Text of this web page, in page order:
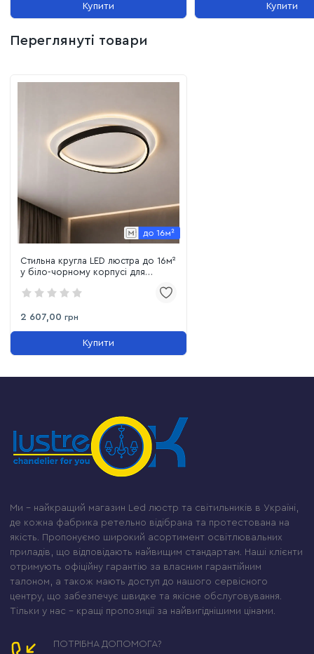
Купити Купити
Переглянуті товари
Стильна кругла LED люстра до 16м²
у біло-чорному корпусі для
2 607,00 грн
Купити
Ми – найкращий магазин Led люстр та світильників в Україні,
де кожна фабрика ретельно відібрана та протестована на
якість. Пропонуємо широкий асортимент освітлювальних
приладів, що відповідають найвищим стандартам. Наші клієнти
отримують офіційну гарантію за власним гарантійним
талоном, а також мають доступ до нашого сервісного
центру, що забезпечує швидке та якісне обслуговування.
Тільки у нас – кращі пропозиції за найвигіднішими цінами.
ПОТРІБНА ДОПОМОГА?